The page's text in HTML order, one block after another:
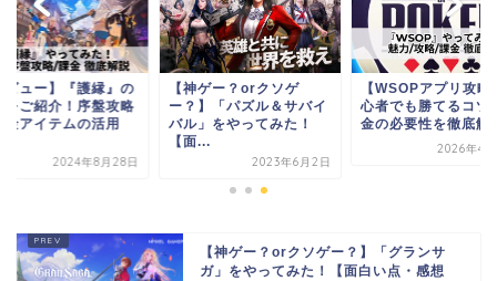
【神ゲー？orクソゲ
ー？】「パズル＆サバイ
バル」をやってみた！
2023年6月2日
【WSOPアプリ攻略】初
心者でも勝てるコツ＆課
金の必要性を徹底解説...
【レビュ
魅力をご
や課金ア
方...
【神ゲー？orクソゲー？】「グランサ
ガ」をやってみた！【面白い点・感想